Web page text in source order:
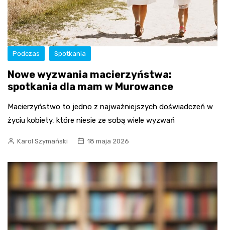
Podczas Spotkania
Nowe wyzwania macierzyństwa:
spotkania dla mam w Murowance
Macierzyństwo to jedno z najważniejszych doświadczeń w
życiu kobiety, które niesie ze sobą wiele wyzwań
Karol Szymański 18 maja 2026